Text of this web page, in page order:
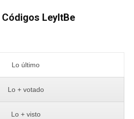
Códigos LeyItBe
Lo último
Lo + votado
Lo + visto